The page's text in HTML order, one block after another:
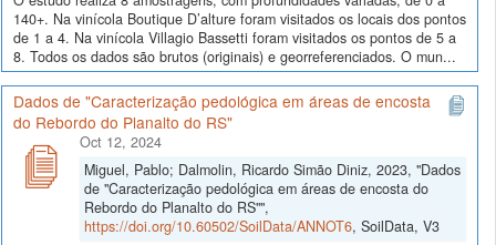
140+. Na vinícola Boutique D’alture foram visitados os locais dos pontos
de 1 a 4. Na vinícola Villagio Bassetti foram visitados os pontos de 5 a
8. Todos os dados são brutos (originais) e georreferenciados. O mun...
Dados de "Caracterização pedológica em áreas de encosta
do Rebordo do Planalto do RS"
Oct 12, 2024
Miguel, Pablo; Dalmolin, Ricardo Simão Diniz, 2023, "Dados
de "Caracterização pedológica em áreas de encosta do
Rebordo do Planalto do RS"",
https://doi.org/10.60502/SoilData/ANNOT6, SoilData, V3